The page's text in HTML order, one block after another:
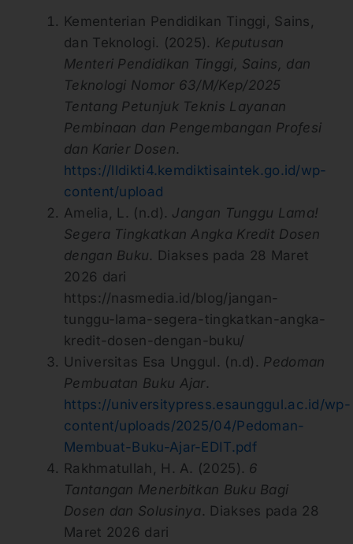
Kementerian Pendidikan Tinggi, Sains,
dan Teknologi. (2025). Keputusan
Menteri Pendidikan Tinggi, Sains, dan
Teknologi Nomor 63/M/Kep/2025
Tentang Petunjuk Teknis Layanan
Pembinaan dan Pengembangan Profesi
dan Karier Dosen.
https://lldikti4.kemdiktisaintek.go.id/wp-
content/upload
Amelia, L. (n.d). Jangan Tunggu Lama!
Segera Tingkatkan Angka Kredit Dosen
dengan Buku. Diakses pada 28 Maret
2026 dari
https://nasmedia.id/blog/jangan-
tunggu-lama-segera-tingkatkan-angka-
kredit-dosen-dengan-buku/
Universitas Esa Unggul. (n.d). Pedoman
Pembuatan Buku Ajar.
https://universitypress.esaunggul.ac.id/wp-
content/uploads/2025/04/Pedoman-
Membuat-Buku-Ajar-EDIT.pdf
Rakhmatullah, H. A. (2025). 6
Tantangan Menerbitkan Buku Bagi
Dosen dan Solusinya. Diakses pada 28
Maret 2026 dari